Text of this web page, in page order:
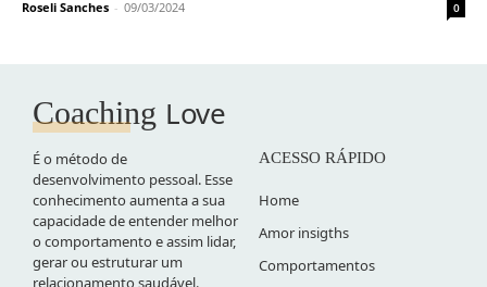
Roseli Sanches - 09/03/2024 0
Coaching Love
É o método de
desenvolvimento pessoal. Esse
conhecimento aumenta a sua
capacidade de entender melhor
o comportamento e assim lidar,
gerar ou estruturar um
relacionamento saudável.
ACESSO RÁPIDO
Home
Amor insigths
Comportamentos